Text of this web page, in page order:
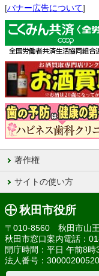
[バナー広告について]
著作権
サイトの使い方
秋田市役所
〒010-8560 秋田市山
秋田市窓口案内電話：
開庁時間：平日 午前8
法人番号：